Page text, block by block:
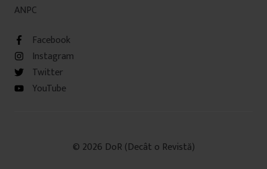
ANPC
Facebook
Instagram
Twitter
YouTube
© 2026 DoR (Decât o Revistă)